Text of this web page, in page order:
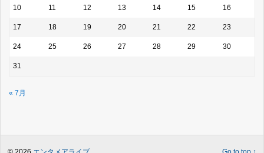
10 11 12 13 14 15 16
17 18 19 20 21 22 23
24 25 26 27 28 29 30
31
« 7月